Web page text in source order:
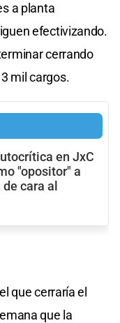
a planta
efectivizando.
cerrando
mil cargos.
en JxC
"opositor" a
cara al
que cerraría el
que la